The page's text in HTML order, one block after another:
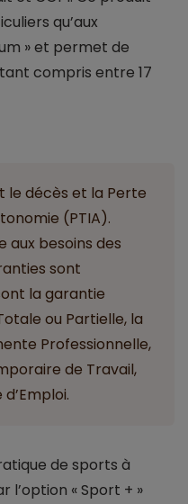
qu’aux
» et permet de
compris entre 17
le décès et la Perte
(PTIA).
aux besoins des
sont
la garantie
ou Partielle, la
Professionnelle,
de Travail,
de sports à
l’option « Sport + »